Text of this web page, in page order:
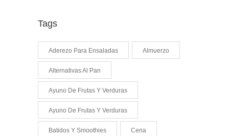
Tags
Aderezo Para Ensaladas Almuerzo
Alternativas Al Pan
Ayuno De Frutas Y Verduras
Ayuno De Frutas Y Verduras
Batidos Y Smoothies Cena